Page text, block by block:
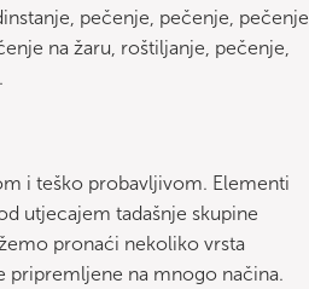
pečenje, pečenje, pečenje
na žaru, roštiljanje, pečenje,
i teško probavljivom. Elementi
utjecajem tadašnje skupine
pronaći nekoliko vrsta
pripremljene na mnogo načina.